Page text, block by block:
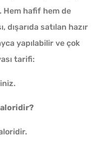
Hem hafif hem de
dışarıda satılan hazır
yapılabilir ve çok
tarifi: